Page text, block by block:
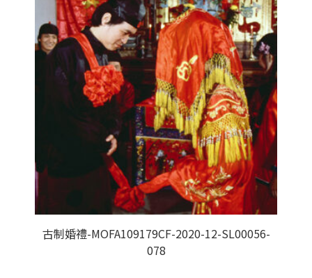
古制婚禮-MOFA109179CF-2020-12-SL00056-
078